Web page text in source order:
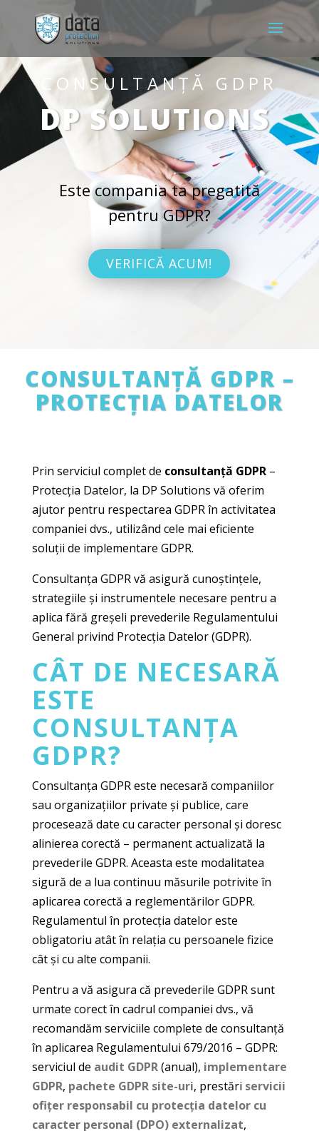
CONSULTANȚĂ GDPR
DP SOLUTIONS
Este compania ta pregatită
pentru GDPR?
VERIFICĂ ACUM!
CONSULTANȚĂ GDPR –
PROTECȚIA DATELOR
Prin serviciul complet de consultanță GDPR–
Protecția Datelor, la DP Solutions vă oferim
ajutor pentru respectarea GDPR în activitatea
companiei dvs., utilizând cele mai eficiente
soluții de implementare GDPR.
Consultanța GDPR vă asigură cunoștințele,
strategiile și instrumentele necesare pentru a
aplica fără greșeli prevederile Regulamentului
General privind Protecția Datelor (GDPR).
CÂT DE NECESARĂ
ESTE
CONSULTANȚA
GDPR?
Consultanța GDPR este necesară companiilor
sau organizațiilor private și publice, care
procesează date cu caracter personal și doresc
alinierea corectă – permanent actualizată la
prevederile GDPR. Aceasta este modalitatea
sigură de a lua continuu măsurile potrivite în
aplicarea corectă a reglementărilor GDPR.
Regulamentul în protecția datelor este
obligatoriu atât în relația cu persoanele fizice
cât și cu alte companii.
Pentru a vă asigura că prevederile GDPR sunt
urmate corect în cadrul companiei dvs., vă
recomandăm serviciile complete de consultanță
în aplicarea Regulamentului 679/2016 – GDPR:
serviciul de audit GDPR(anual), implementare
GDPR, pachete GDPR site-uri, prestări servicii
ofițer responsabil cu protecția datelor cu
caracter personal (DPO) externalizat,